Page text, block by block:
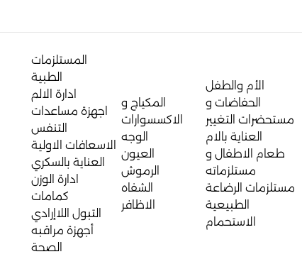
الأم والطفل
الحفاضات و
مستحضرات التغيير
العناية بالام
طعام الاطفال و
مستلزماته
مستلزمات الرضاعة
الطبيعية
الاستحمام
المكياج و
الاكسسوارات
الوجه
العيون
الرموش
الشفاه
الاظافر
المستلزمات
الطبية
ادارة الالم
اجهزة مساعدات
التنفس
الاسعافات الاولية
العناية بالسكري
ادارة الوزن
كمامات
التبول اللاإرادي
أجهزة مراقبه
الصحة